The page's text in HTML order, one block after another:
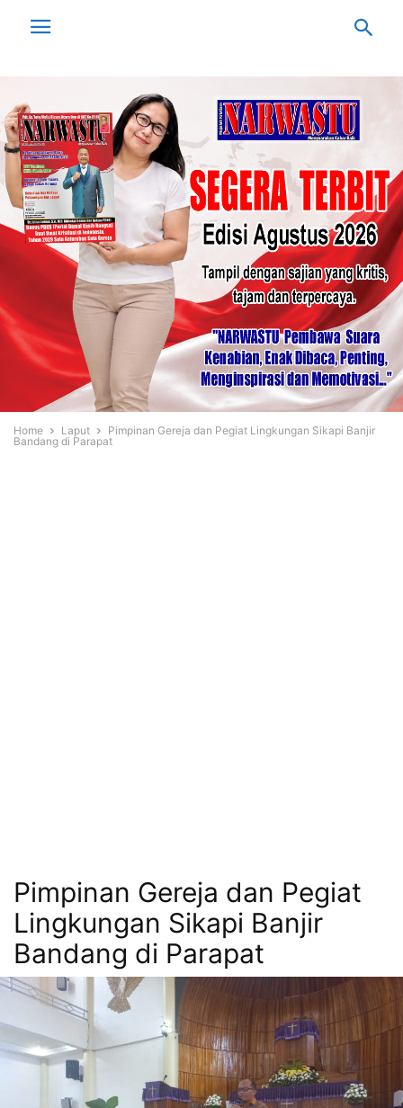
Home Laput
Pimpinan Gereja dan Pegiat Lingkungan Sikapi Banjir
Bandang di Parapat
Pimpinan Gereja dan Pegiat
Lingkungan Sikapi Banjir
Bandang di Parapat